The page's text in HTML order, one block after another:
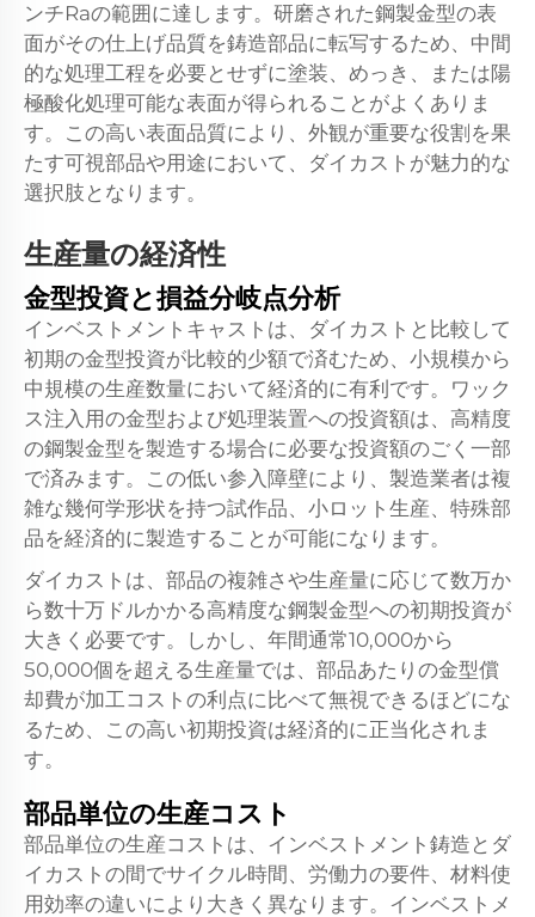
ンチRaの範囲に達します。研磨された鋼製金型の表
面がその仕上げ品質を鋳造部品に転写するため、中間
的な処理工程を必要とせずに塗装、めっき、または陽
極酸化処理可能な表面が得られることがよくありま
す。この高い表面品質により、外観が重要な役割を果
たす可視部品や用途において、ダイカストが魅力的な
選択肢となります。
生産量の経済性
金型投資と損益分岐点分析
インベストメントキャストは、ダイカストと比較して
初期の金型投資が比較的少額で済むため、小規模から
中規模の生産数量において経済的に有利です。ワック
ス注入用の金型および処理装置への投資額は、高精度
の鋼製金型を製造する場合に必要な投資額のごく一部
で済みます。この低い参入障壁により、製造業者は複
雑な幾何学形状を持つ試作品、小ロット生産、特殊部
品を経済的に製造することが可能になります。
ダイカストは、部品の複雑さや生産量に応じて数万か
ら数十万ドルかかる高精度な鋼製金型への初期投資が
大きく必要です。しかし、年間通常10,000から
50,000個を超える生産量では、部品あたりの金型償
却費が加工コストの利点に比べて無視できるほどにな
るため、この高い初期投資は経済的に正当化されま
す。
部品単位の生産コスト
部品単位の生産コストは、インベストメント鋳造とダ
イカストの間でサイクル時間、労働力の要件、材料使
用効率の違いにより大きく異なります。インベストメ